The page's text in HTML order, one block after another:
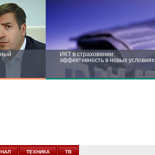
ИКТ в страховании:
эффективность в новых условиях
новых условиях
ТЕХНИКА ТВ